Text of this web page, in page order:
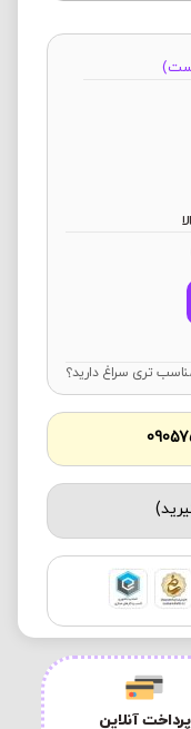
تری سراغ دارید؟
پرداخت آنلاین